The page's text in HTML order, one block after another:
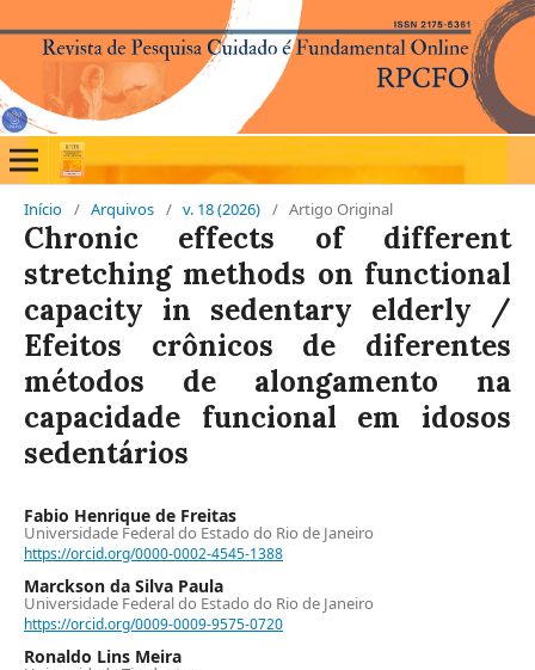
Início / Arquivos / v. 18 (2026) / Artigo Original
Chronic effects of different
stretching methods on functional
capacity in sedentary elderly /
Efeitos crônicos de diferentes
métodos de alongamento na
capacidade funcional em idosos
sedentários
Fabio Henrique de Freitas
Universidade Federal do Estado do Rio de Janeiro
https://orcid.org/0000-0002-4545-1388
Marckson da Silva Paula
Universidade Federal do Estado do Rio de Janeiro
https://orcid.org/0009-0009-9575-0720
Ronaldo Lins Meira